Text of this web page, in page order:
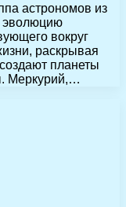
астрономов из
эволюцию
вокруг
раскрывая
планеты
Меркурий,…